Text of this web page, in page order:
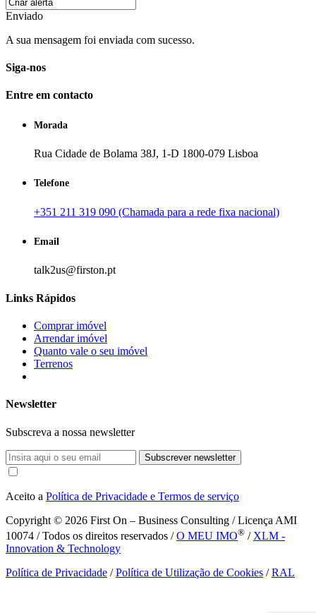
Enviado
A sua mensagem foi enviada com sucesso.
Siga-nos
Entre em contacto
Morada
Rua Cidade de Bolama 38J, 1-D 1800-079 Lisboa
Telefone
+351 211 319 090 (Chamada para a rede fixa nacional)
Email
talk2us@firston.pt
Links Rápidos
Comprar imóvel
Arrendar imóvel
Quanto vale o seu imóvel
Terrenos
Newsletter
Subscreva a nossa newsletter
Subscrever newsletter
Aceito a Política de Privacidade e Termos de serviço
Copyright © 2026 First On – Business Consulting / Licença AMI
10074 / Todos os direitos reservados /O MEU IMO® / XLM -
Innovation & Technology
Política de Privacidade /Política de Utilização de Cookies /RAL